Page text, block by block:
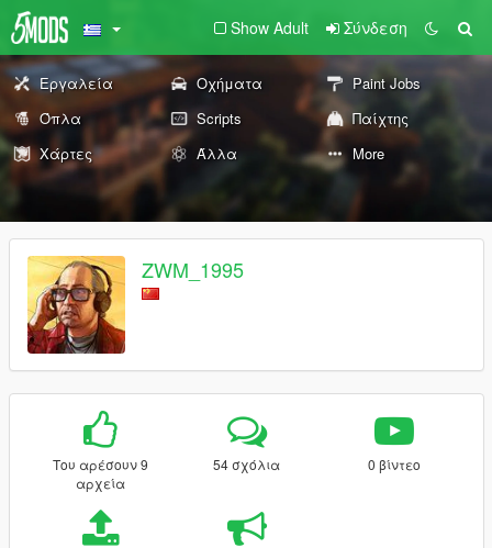
Show Adult Σύνδεση
Εργαλεία Οχήματα
Paint Jobs
Όπλα
Scripts
Παίχτης
Χάρτες
Άλλα More
ZWM_1995
Του αρέσουν 9
αρχεία
54 σχόλια 0 βίντεο